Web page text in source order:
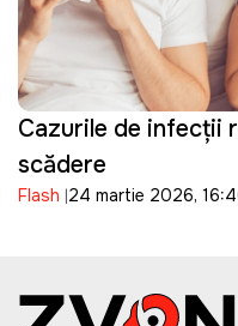
Cazurile de infecții
scădere
Flash 24 martie 2026,